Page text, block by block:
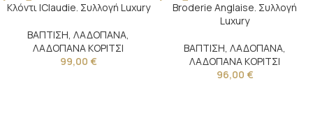
Κλόντι |Claudie. Συλλογή Luxury
ΒΑΠΤΙΣΗ, ΛΑΔΟΠΑΝΑ,
ΛΑΔΟΠΑΝΑ ΚΟΡΙΤΣΙ
99,00 €
Broderie Anglaise. Συλλογή
Luxury
ΒΑΠΤΙΣΗ, ΛΑΔΟΠΑΝΑ,
ΛΑΔΟΠΑΝΑ ΚΟΡΙΤΣΙ
96,00 €